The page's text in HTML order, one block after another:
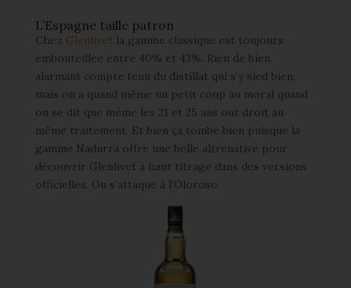
L’Espagne taille patron
Chez Glenlivet la gamme classique est toujours
embouteillée entre 40% et 43%. Rien de bien
alarmant compte tenu du distillat qui s’y sied bien,
mais on a quand même un petit coup au moral quand
on se dit que même les 21 et 25 ans ont droit au
même traitement. Et bien ça tombe bien puisque la
gamme Nadurra offre une belle altrenative pour
découvrir Glenlivet à haut titrage dans des versions
officielles. On s’attaque à l’Oloroso.